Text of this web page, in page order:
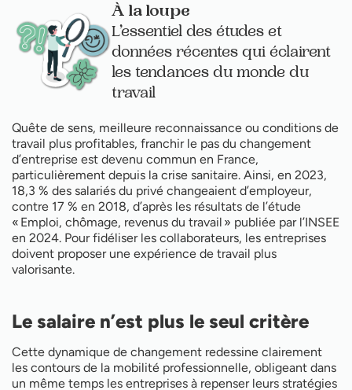
Quête de sens, meilleure reconnaissance ou conditions de
travail plus profitables, franchir le pas du changement
d’entreprise est devenu commun en France,
particulièrement depuis la crise sanitaire. Ainsi, en 2023,
18,3 % des salariés du privé changeaient d’employeur,
contre 17 % en 2018, d’après les résultats de l’étude
« Emploi, chômage, revenus du travail » publiée par l’INSEE
en 2024. Pour fidéliser les collaborateurs, les entreprises
doivent proposer une expérience de travail plus
valorisante.
Le salaire n’est plus le seul critère
Cette dynamique de changement redessine clairement
les contours de la mobilité professionnelle, obligeant dans
un même temps les entreprises à repenser leurs stratégies
À la loupe
L’essentiel des études et
données récentes qui éclairent
les tendances du monde du
travail